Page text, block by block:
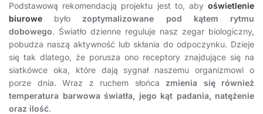
Podstawową rekomendacją projektu jest to, aby oświetlenie
biurowe
było zoptymalizowane pod kątem rytmu
dobowego. Światło dzienne reguluje nasz zegar biologiczny,
pobudza naszą aktywność lub skłania do odpoczynku. Dzieje
się tak dlatego, że porusza ono receptory znajdujące się na
siatkówce oka, które dają sygnał naszemu organizmowi o
porze dnia. Wraz z ruchem słońca zmienia się również
temperatura barwowa światła, jego kąt padania, natężenie
oraz ilość.